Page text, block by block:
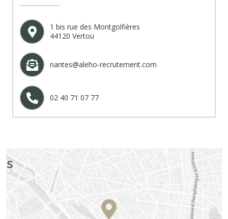
1 bis rue des Montgolfières
44120 Vertou
nantes@aleho-recrutement.com
02 40 71 07 77